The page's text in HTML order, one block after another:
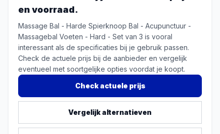
en voorraad.
Massage Bal - Harde Spierknoop Bal - Acupunctuur -
Massagebal Voeten - Hard - Set van 3 is vooral
interessant als de specificaties bij je gebruik passen.
Check de actuele prijs bij de aanbieder en vergelijk
eventueel met soortgelijke opties voordat je koopt.
Check actuele prijs
Vergelijk alternatieven